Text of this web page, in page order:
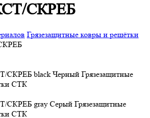
СКРЕБ
Грязезащитные ковры и решётки